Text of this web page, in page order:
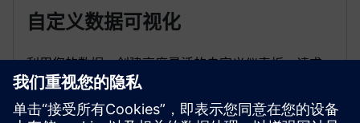
自定义数据可视化
利用您的数据，创建高度灵活的自定义仪表板。请求
警报并了解来自任何资产或组织系统的指标。使用
Insights Hub 商业智能进行高级分析。